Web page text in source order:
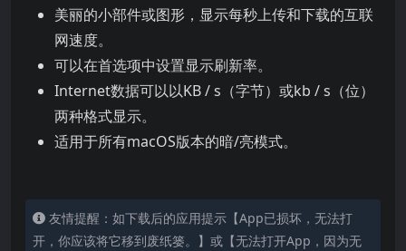
美丽的小部件或图形，显示每秒上传和下载的互联
网速度。
可以在首选项中设置显示刷新率。
Internet数据可以以KB / s（字节）或kb / s（位）
两种格式显示。
适用于所有macOS版本的暗/亮模式。
友情提醒：如下载后的应用提示【App已损坏，无法打
开，你应该将它移到废纸篓。】或【无法打开App，因为无